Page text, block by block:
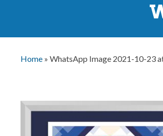
Home » WhatsApp Image 2021-10-23